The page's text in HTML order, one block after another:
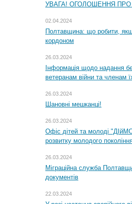
УВАГА! ОГОЛОШЕННЯ
02.04.2024
Полтавщина: що робити,
кордоном
26.03.2024
Інформація щодо надання
ветеранам війни та членам
26.03.2024
Шановні мешканці!
26.03.2024
Офіс дітей та молоді
розвитку молодого
26.03.2024
Міграційна служба
документів
22.03.2024